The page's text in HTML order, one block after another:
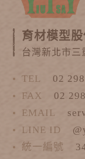
育材模型
台灣新北市
TEL
02
FAX
02
EMAIL
LINE ID
統一編號